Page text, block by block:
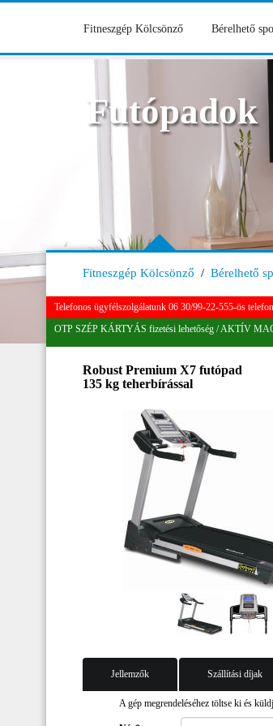
Fitneszgép Kölcsönző Bérelhető
Futópadok
Fitneszgép Kölcsönző / Bérelhető
Telefonos ügyfélszolgálatunk 06 30/99-22-555-ös
OTP SZÉP KÁRTYÁS fizetési lehetőség / AKTÍV
Robust Premium X7 futópad
135 kg teherbírással
Jellemzők Szállítási díjak
A gép megrendeléséhez töltse ki és